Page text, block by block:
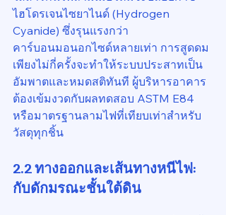
ไฮโดรเจนไซยาไนด์ (Hydrogen
Cyanide) ซึ่งรุนแรงกว่า
คาร์บอนมอนอกไซด์หลายเท่า การสูดดม
เพียงไม่กี่ครั้งจะทำให้ระบบประสาทเป็น
อัมพาตและหมดสติทันที ผู้บริหารอาคาร
ต้องเข้มงวดกับผลทดสอบ ASTM E84
หรือมาตรฐานลามไฟที่เทียบเท่าสำหรับ
วัสดุทุกชิ้น
2.2 ทางออกและเส้นทางหนีไฟ:
กับดักมรณะชั้นใต้ดิน